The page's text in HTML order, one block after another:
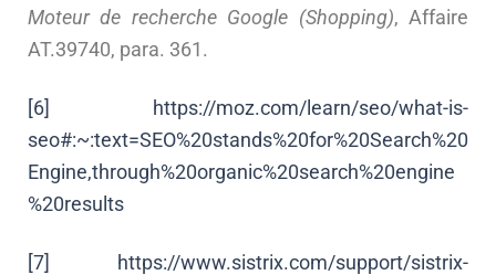
Moteur de recherche Google (Shopping), Affaire
AT.39740, para. 361.
[6]
https://moz.com/learn/seo/what-is-
seo#:~:text=SEO%20stands%20for%20Search%20
Engine,through%20organic%20search%20engine
%20results
[7]
https://www.sistrix.com/support/sistrix-